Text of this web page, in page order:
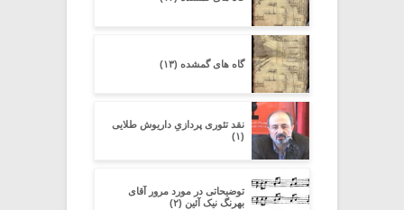
گاه های گمشده (۱۳)
نقد تئوری پردازیِ داریوش طلایی
(۱)
توضیحاتی در مورد مرور آقای
بهرنگ نیک آئین (۲)